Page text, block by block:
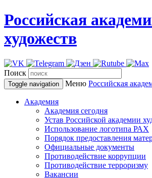
Российская
художеств
Поиск
Toggle navigation Меню Российская
Академия
Академия сегодня
Устав Российской академии
Использование логотипа РАХ
Порядок предоставления
Официальные документы
Противодействие коррупции
Противодействие терроризму
Вакансии